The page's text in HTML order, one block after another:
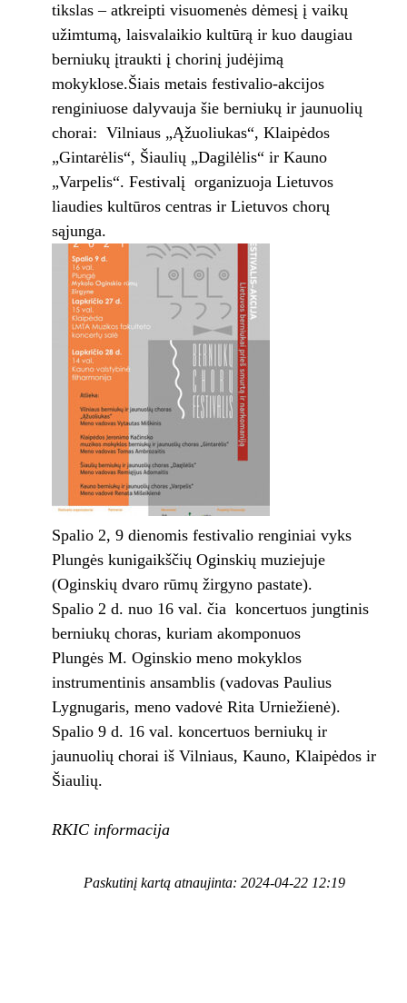
tikslas – atkreipti visuomenės dėmesį į vaikų
užimtumą, laisvalaikio kultūrą ir kuo daugiau
berniukų įtraukti į chorinį judėjimą
mokyklose.Šiais metais festivalio-akcijos
renginiuose dalyvauja šie berniukų ir jaunuolių
chorai: Vilniaus „Ąžuoliukas“, Klaipėdos
„Gintarėlis“, Šiaulių „Dagilėlis“ ir Kauno
„Varpelis“. Festivalį organizuoja Lietuvos
liaudies kultūros centras ir Lietuvos chorų
sąjunga.
Spalio 2, 9 dienomis festivalio renginiai vyks
Plungės kunigaikščių Oginskių muziejuje
(Oginskių dvaro rūmų žirgyno pastate).
Spalio 2 d. nuo 16 val. čia koncertuos jungtinis
berniukų choras, kuriam akomponuos
Plungės M. Oginskio meno mokyklos
instrumentinis ansamblis (vadovas Paulius
Lygnugaris, meno vadovė Rita Urniežienė).
Spalio 9 d. 16 val. koncertuos berniukų ir
jaunuolių chorai iš Vilniaus, Kauno, Klaipėdos ir
Šiaulių.
RKIC informacija
Paskutinį kartą atnaujinta: 2024-04-22 12:19